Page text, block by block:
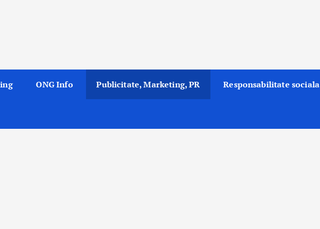
ONG Info Publicitate, Marketing, PR Responsabilitate sociala